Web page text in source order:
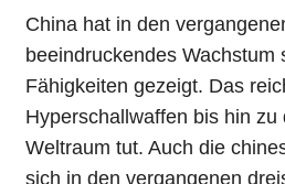
China hat in den
beeindruckendes Wachstum
Fähigkeiten gezeigt. Das
Hyperschallwaffen bis hin zu
Weltraum tut. Auch die
sich in den vergangenen